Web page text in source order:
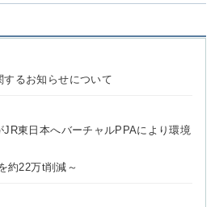
するお知らせについて
JR東日本へバーチャルPPAにより環境
約22万t削減～